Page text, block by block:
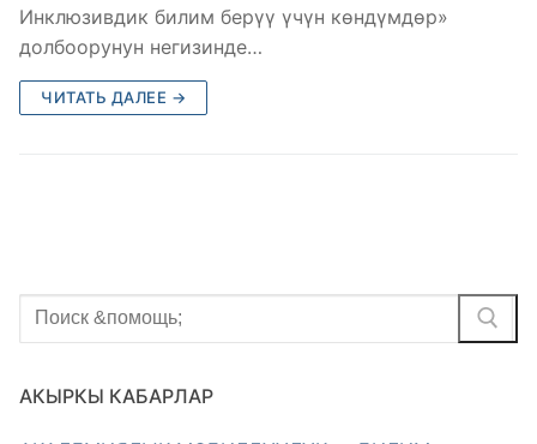
Инклюзивдик билим берүү үчүн көндүмдөр»
долбоорунун негизинде…
ЧИТАТЬ ДАЛЕЕ →
АКЫРКЫ КАБАРЛАР